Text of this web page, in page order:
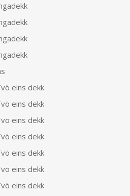
eins dekk
eins dekk
eins dekk
eins dekk
eins dekk
eins dekk
eins dekk